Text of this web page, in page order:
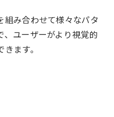
組み合わせて様々なパタ
、ユーザーがより視覚的
ます。